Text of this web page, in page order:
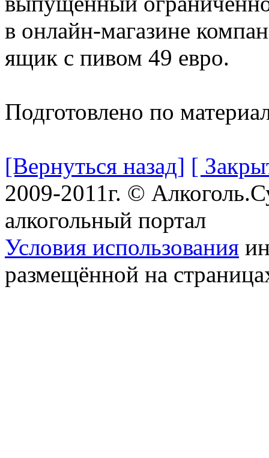
в онлайн-магазине
ящик с пивом 49 евро.
Подготовлено по
[Вернуться назад] [
2009-2011г. ©
алкогольный портал
Условия использования
размещённой на